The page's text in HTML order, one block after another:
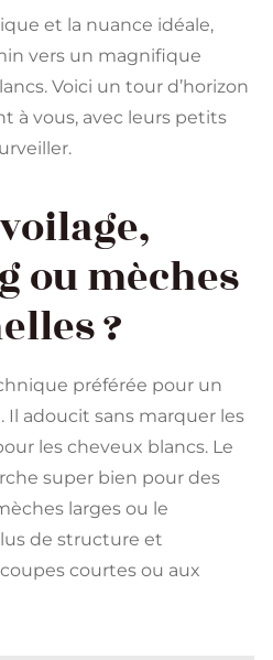
et la nuance idéale,
vers un magnifique
Voici un tour d’horizon
à vous, avec leurs petits
ou mèches
?
préférée pour un
adoucit sans marquer les
les cheveux blancs. Le
super bien pour des
larges ou le
de structure et
courtes ou aux